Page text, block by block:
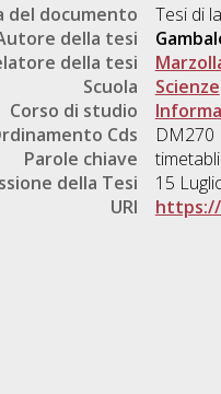
del documento
Tesi di
della tesi
della tesi
Scuola
Scienze
Corso di studio
Cds
DM270
Parole chiave
della Tesi
15
URI